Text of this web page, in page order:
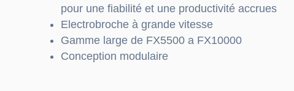
pour une fiabilité et une productivité accrues
Electrobroche à grande vitesse
Gamme large de FX5500 a FX10000
Conception modulaire